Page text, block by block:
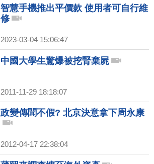
智慧手機推出平價款 使用者可自行維
修
2023-03-04 15:06:47
中國大學生驚爆被挖腎棄屍
2011-11-29 18:18:07
政變傳聞不假? 北京決意拿下周永康
2012-04-17 22:38:04